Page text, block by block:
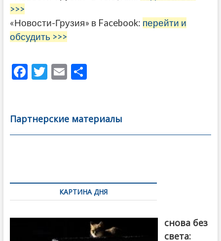
>>>
«Новости-Грузия» в Facebook: перейти и
обсудить >>>
F
b
o
T
er
E
l
О
а
в
Партнерские материалы
по
записямКАРТИНА ДНЯ
снова без
света: